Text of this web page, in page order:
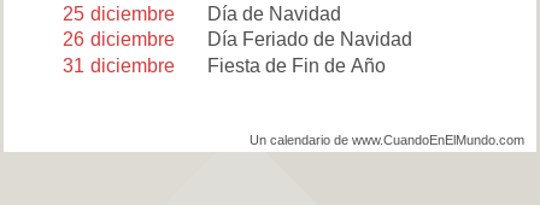
25 diciembre
Día de Navidad
26 diciembre
Día Feriado de Navidad
31 diciembre Fiesta de Fin de Año
Un calendario de www.CuandoEnElMundo.com